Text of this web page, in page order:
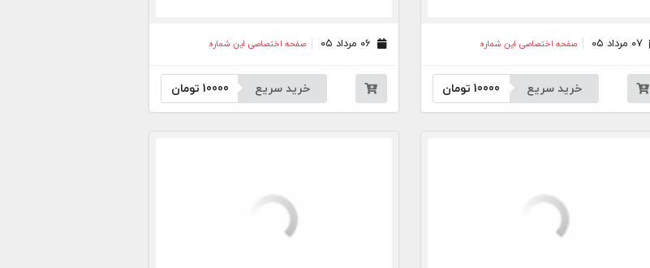
صفحه اختصاصی این شماره
خرید سریع 10000تومان
صفحه اختصاصی این شماره
خرید سریع 10000 تومان